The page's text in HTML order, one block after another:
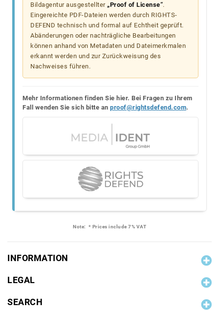
Bildagentur ausgestellter „Proof of License“.
Eingereichte PDF-Dateien werden durch RIGHTS-
DEFEND technisch und formal auf Echtheit geprüft.
Abänderungen oder nachträgliche Bearbeitungen
können anhand von Metadaten und Dateimerkmalen
erkannt werden und zur Zurückweisung des
Nachweises führen.
Mehr Informationen finden Sie hier. Bei Fragen zu Ihrem
Fall wenden Sie sich bitte an proof@rightsdefend.com.
Note: * Prices include 7% VAT
INFORMATION
LEGAL
SEARCH